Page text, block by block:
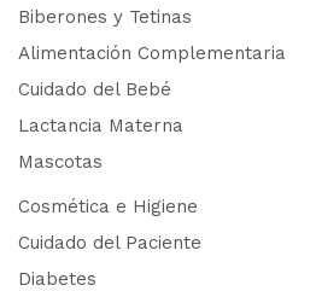
Biberones y Tetinas
Alimentación Complementaria
Cuidado del Bebé
Lactancia Materna
Mascotas
Cosmética e Higiene
Cuidado del Paciente
Diabetes